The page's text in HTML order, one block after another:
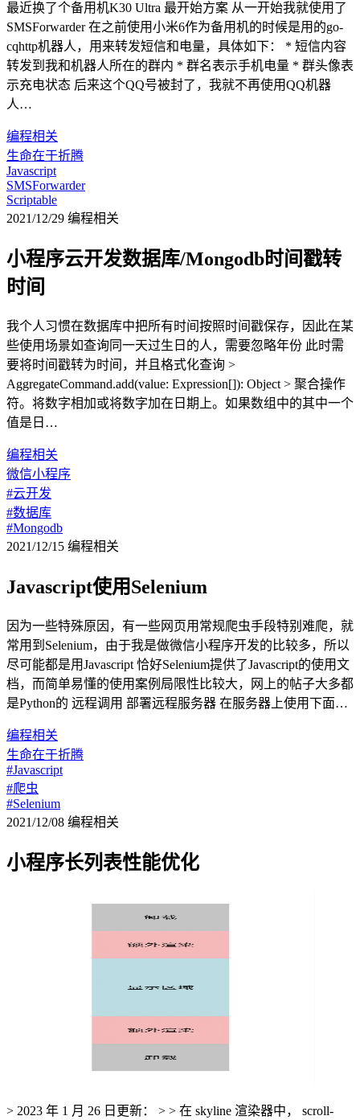
最近换了个备用机K30 Ultra 最开始方案 从一开始我就使用了
SMSForwarder 在之前使用小米6作为备用机的时候是用的go-
cqhttp机器人，用来转发短信和电量，具体如下： * 短信内容
转发到我和机器人所在的群内 * 群名表示手机电量 * 群头像表
示充电状态 后来这个QQ号被封了，我就不再使用QQ机器
人…
编程相关
生命在于折腾
Javascript
SMSForwarder
Scriptable
2021/12/29 编程相关
小程序云开发数据库/Mongodb时间戳转
时间
我个人习惯在数据库中把所有时间按照时间戳保存，因此在某
些使用场景如查询同一天过生日的人，需要忽略年份 此时需
要将时间戳转为时间，并且格式化查询 >
AggregateCommand.add(value: Expression[]): Object > 聚合操作
符。将数字相加或将数字加在日期上。如果数组中的其中一个
值是日…
编程相关
微信小程序
#云开发
#数据库
#Mongodb
2021/12/15 编程相关
Javascript使用Selenium
因为一些特殊原因，有一些网页用常规爬虫手段特别难爬，就
常用到Selenium，由于我是做微信小程序开发的比较多，所以
尽可能都是用Javascript 恰好Selenium提供了Javascript的使用文
档，而简单易懂的使用案例局限性比较大，网上的帖子大多都
是Python的 远程调用 部署远程服务器 在服务器上使用下面…
编程相关
生命在于折腾
#Javascript
#爬虫
#Selenium
2021/12/08 编程相关
小程序长列表性能优化
> 2023 年 1 月 26 日更新： > > 在 skyline 渲染器中， scroll-